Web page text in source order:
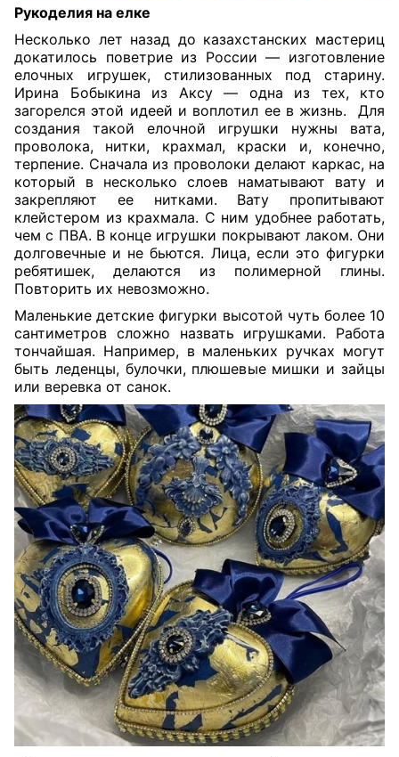
Рукоделия на елке
Несколько лет назад до казахстанских мастериц
докатилось поветрие из России — изготовление
елочных игрушек, стилизованных под старину.
Ирина Бобыкина из Аксу — одна из тех, кто
загорелся этой идеей и воплотил ее в жизнь.
Для
создания такой елочной игрушки нужны вата,
проволока, нитки, крахмал, краски и, конечно,
терпение. Сначала из проволоки делают каркас, на
который в несколько слоев наматывают вату и
закрепляют ее нитками. Вату пропитывают
клейстером из крахмала. С ним удобнее работать,
чем с ПВА. В конце игрушки покрывают лаком. Они
долговечные и не бьются. Лица, если это фигурки
ребятишек, делаются из полимерной глины.
Повторить их невозможно.
Маленькие детские фигурки высотой чуть более 10
сантиметров сложно назвать игрушками. Работа
тончайшая. Например, в маленьких ручках могут
быть леденцы, булочки, плюшевые мишки и зайцы
или веревка от санок.